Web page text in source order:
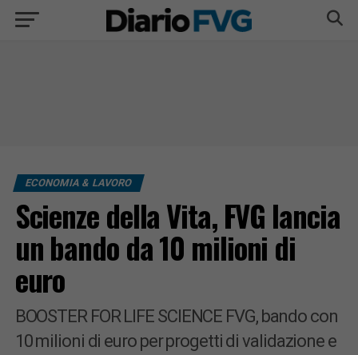
ECONOMIA & LAVORO
Scienze della Vita, FVG lancia
un bando da 10 milioni di
euro
BOOSTER FOR LIFE SCIENCE FVG, bando con
10 milioni di euro per progetti di validazione e